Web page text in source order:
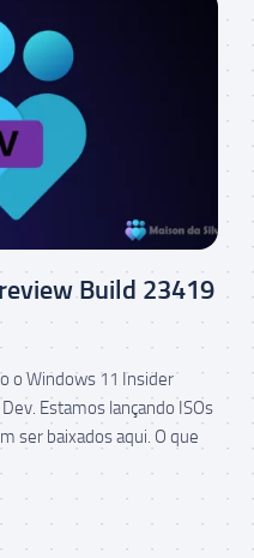
Build 23419
o Windows 11 Insider
Estamos lançando ISOs
ser baixados aqui. O que